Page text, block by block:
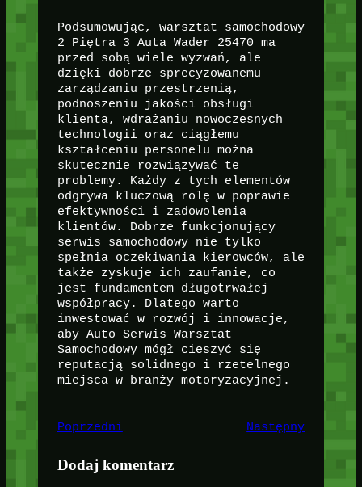
Podsumowując, warsztat samochodowy
2 Piętra 3 Auta Wader 25470 ma
przed sobą wiele wyzwań, ale
dzięki dobrze sprecyzowanemu
zarządzaniu przestrzenią,
podnoszeniu jakości obsługi
klienta, wdrażaniu nowoczesnych
technologii oraz ciągłemu
kształceniu personelu można
skutecznie rozwiązywać te
problemy. Każdy z tych elementów
odgrywa kluczową rolę w poprawie
efektywności i zadowolenia
klientów. Dobrze funkcjonujący
serwis samochodowy nie tylko
spełnia oczekiwania kierowców, ale
także zyskuje ich zaufanie, co
jest fundamentem długotrwałej
współpracy. Dlatego warto
inwestować w rozwój i innowacje,
aby Auto Serwis Warsztat
Samochodowy mógł cieszyć się
reputacją solidnego i rzetelnego
miejsca w branży motoryzacyjnej.
Poprzedni Następny
Dodaj komentarz